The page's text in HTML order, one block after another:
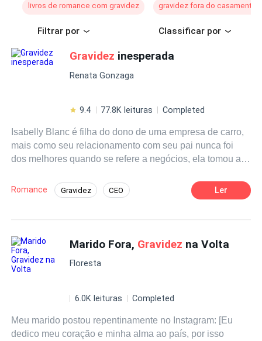
livros de romance com gravidez gravidez fora do casamento
Filtrar por Classificar por
Gravidez inesperada
Renata Gonzaga
9.4 77.8K leituras Completed
Isabelly Blanc é filha do dono de uma empresa de carro,
mais como seu relacionamento com seu pai nunca foi
dos melhores quando se refere a negócios, ela tomou a
dos solteiros mais lindo e cobiçados de Londres, a quase
três anos que ele tem uma paixão por a senhorita Blanc,
um homem de poucas palavras, mais nenhum pouco
arrogante como muitos CEO. mais as coisas são
diferentes do que esperamos, Isabelly finalmente fica
algo esta errado com a mesma, quando ela passa mal em
Romance Gravidez CEO
Enredo Acelerado
Ler
Marido Fora, Gravidez na Volta
Floresta
6.0K leituras Completed
Meu marido postou repentinamente no Instagram: [Eu
dedico meu coração e minha alma ao país, por isso